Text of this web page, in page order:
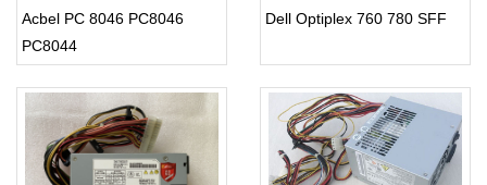
Acbel PC 8046 PC8046
PC8044
Dell Optiplex 760 780 SFF